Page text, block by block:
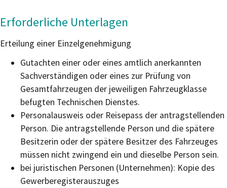
Erforderliche Unterlagen
Erteilung einer Einzelgenehmigung
Gutachten einer oder eines amtlich anerkannten
Sachverständigen oder eines zur Prüfung von
Gesamtfahrzeugen der jeweiligen Fahrzeugklasse
befugten Technischen Dienstes.
Personalausweis oder Reisepass der antragstellenden
Person. Die antragstellende Person und die spätere
Besitzerin oder der spätere Besitzer des Fahrzeuges
müssen nicht zwingend ein und dieselbe Person sein.
bei juristischen Personen (Unternehmen): Kopie des
Gewerberegisterauszuges